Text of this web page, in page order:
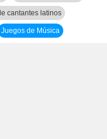
cantantes latinos
Juegos de Música